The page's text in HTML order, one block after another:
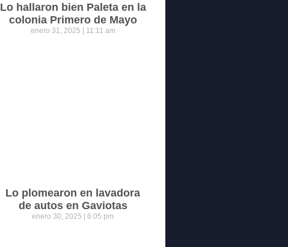
Lo hallaron bien Paleta en la
colonia Primero de Mayo
enero 31, 2025 11:11 am
Lo plomearon en lavadora
de autos en Gaviotas
enero 30, 2025 6:05 pm